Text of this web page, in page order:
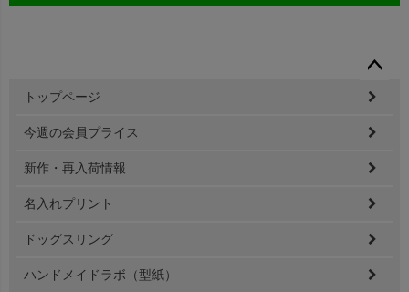
ペー
ップ
トップページ
今週の会員プライス
新作・再入荷情報
名入れプリント
ドッグスリング
ハンドメイドラボ（型紙）